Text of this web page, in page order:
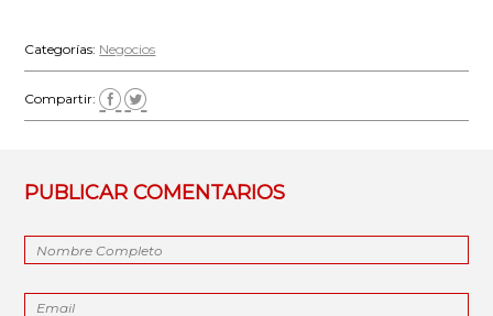
Categorías: Negocios
Compartir:
PUBLICAR COMENTARIOS